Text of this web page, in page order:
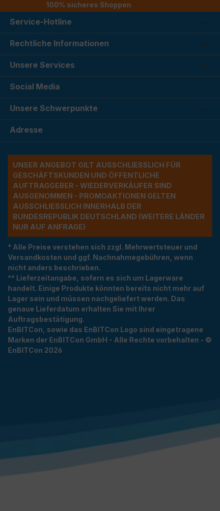
100% sicheres Shoppen
Service-Hotline
Rechtliche Informationen
Unsere Services
Social Media
Unsere Schwerpunkte
Adresse
UNSER ANGEBOT GILT AUSSCHLIESSLICH FÜR G
ESCHÄFTSKUNDEN UND ÖFFENTLICHE A
UFTRAGGEBER - WIEDERVERKÄUFER SIND A
USGENOMMEN - PROMOAKTIONEN GELTEN A
USSCHLIESSLICH INNERHALB DER BU
NDESREPUBLIK DEUTSCHLAND (WEITERE LÄNDER NU
R AUF ANFRAGE)
* Alle Preise verstehen sich zzgl. Mehrwertsteuer und
Versandkosten und ggf. Nachnahmegebühren, wenn
nicht anders beschrieben.
** Lieferzeitangabe, sofern es sich um Lagerware
handelt. Einige Produkte könnten bereits nicht mehr auf
Lager sein und müssen nachgeliefert werden. Das
genaue Lieferdatum erhalten Sie mit Ihrer
Auftragsbestätigung.
EnBITCon, sowie das EnBITCon Logo sind eingetragene
Marken der EnBITCon GmbH - Alle Rechte vorbehalten - ©
EnBITCon 2026